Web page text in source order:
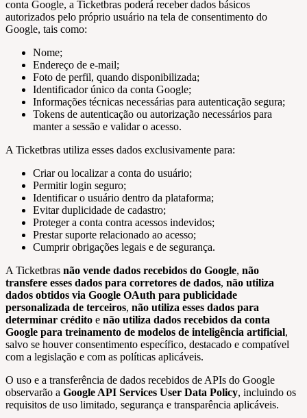
conta Google, a Ticketbras poderá receber dados básicos
autorizados pelo próprio usuário na tela de consentimento do
Google, tais como:
Nome;
Endereço de e-mail;
Foto de perfil, quando disponibilizada;
Identificador único da conta Google;
Informações técnicas necessárias para autenticação segura;
Tokens de autenticação ou autorização necessários para
manter a sessão e validar o acesso.
A Ticketbras utiliza esses dados exclusivamente para:
Criar ou localizar a conta do usuário;
Permitir login seguro;
Identificar o usuário dentro da plataforma;
Evitar duplicidade de cadastro;
Proteger a conta contra acessos indevidos;
Prestar suporte relacionado ao acesso;
Cumprir obrigações legais e de segurança.
A Ticketbras não vende dados recebidos do Google, não
transfere esses dados para corretores de dados, não utiliza
dados obtidos via Google OAuth para publicidade
personalizada de terceiros, não utiliza esses dados para
determinar crédito e não utiliza dados recebidos da conta
Google para treinamento de modelos de inteligência artificial,
salvo se houver consentimento específico, destacado e compatível
com a legislação e com as políticas aplicáveis.
O uso e a transferência de dados recebidos de APIs do Google
observarão a Google API Services User Data Policy, incluindo os
requisitos de uso limitado, segurança e transparência aplicáveis.